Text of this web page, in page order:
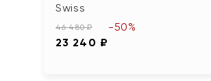
Swiss
46 480 ₽
23 240 ₽
-50%